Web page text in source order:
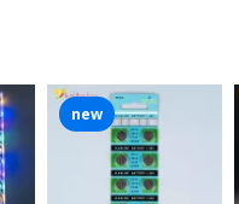
new